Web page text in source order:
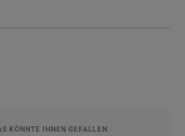
KÖNNTE IHNEN GEFALLEN